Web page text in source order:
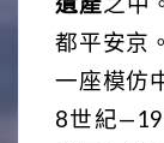
都平安京
一座模仿
8世紀